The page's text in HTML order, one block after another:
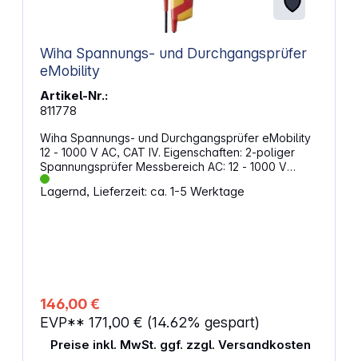
Wiha Spannungs- und Durchgangsprüfer
eMobility
Artikel-Nr.:
811778
Wiha Spannungs- und Durchgangsprüfer eMobility
12 - 1000 V AC, CAT IV. Eigenschaften: 2-poliger
Spannungsprüfer Messbereich AC: 12 - 1000 V
Messbereich DC: 12 bis 1500 V Sicherheitsstufe: CAT
IV, geeignet auch für die Prüfung von Hybrid- und
zusätzlich beleuchtetes LC-Display Integrierte
Messstellenbeleuchtung Einpolige Phasenprüfung
Drehfeldprüfung Akustische und optische
Durchgangs- / Diodenprüfung Stromversorgung: 2x
AAA Batterien (im Lieferumfang enthalten)
Lagernd, Lieferzeit: ca. 1-5 Werktage
146,00 €
EVP** 171,00 € (14.62% gespart)
Preise inkl. MwSt. ggf. zzgl. Versandkosten